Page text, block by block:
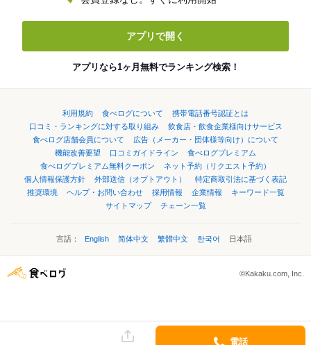
アプリで開く
アプリなら1ヶ月無料でランキング検索！
利用規約 食べログについて
携帯電話番号認証とは
口コミ・ランキングに対する取り組み
飲食店・飲食企業様向けサービス
食べログ店舗会員について
広告（メーカー・団体様等向け）について
機能改善要望
口コミガイドライン
食べログプレミアム
食べログプレミアム無料クーポン
ネット予約（リクエスト予約）
個人情報保護方針
外部送信（オプトアウト）
特定商取引法に基づく表記
推奨環境
ヘルプ・お問い合わせ 採用情報 企業情報
キーワード一覧
サイトマップ
チェーン一覧
言語： English 简体中文 繁體中文 한국어 日本語
©Kakaku.com, Inc.
電話